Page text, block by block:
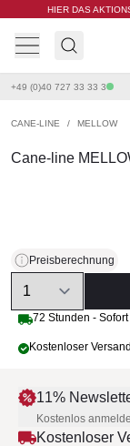
HIER DAS
+49 (0)40 727 33 33 3
CANE-LINE / MELLOW
Cane-line
Preisberechnung
Quantity
72 Stunden -
Kostenloser
11%
Kostenlos
Kostenloser